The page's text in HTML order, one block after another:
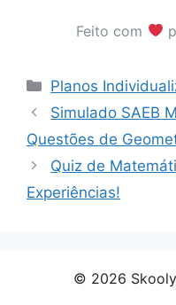
Feito com
Categorias
Planos
Simulado SAEB
Questões de
Quiz de
Experiências!
© 2026